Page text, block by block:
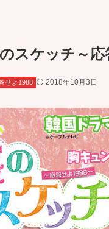
スケッチ～
せよ1988 2018年10月3日